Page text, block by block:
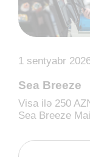
1 sentyabr
Sea Breeze
Visa ilə 250
Sea Breeze